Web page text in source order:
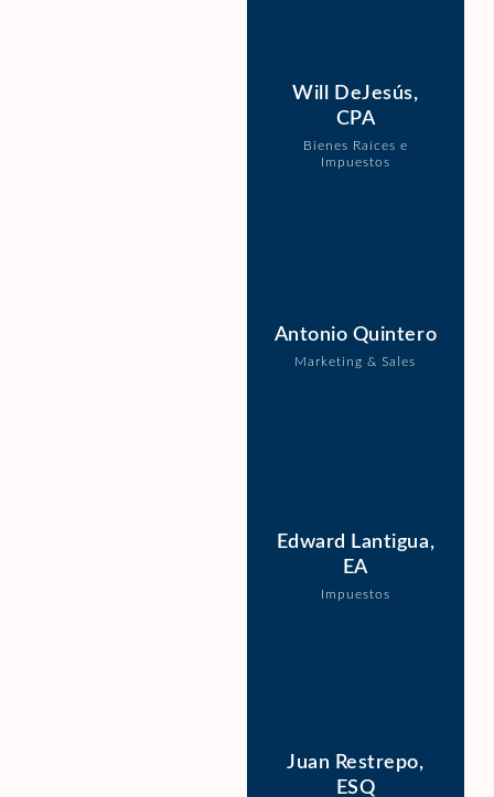
Will DeJesús,
CPA
Bienes Raíces e
Impuestos
Antonio Quintero
Marketing & Sales
Edward Lantigua,
EA
Impuestos
Juan Restrepo,
ESQ